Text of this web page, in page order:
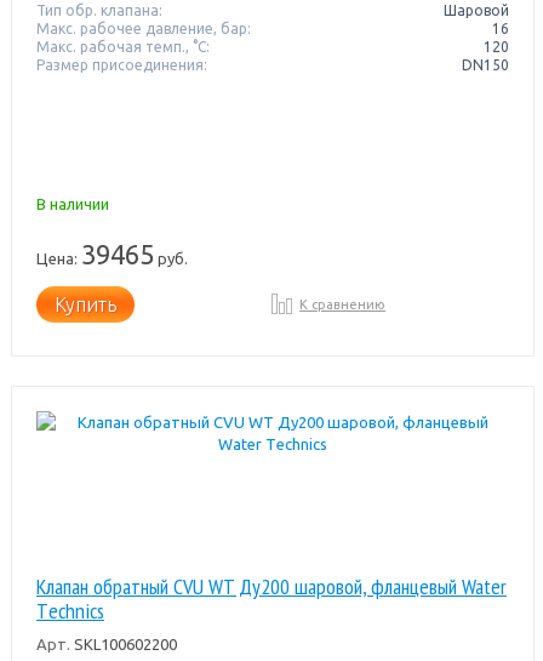
Тип обр. клапана:
Шаровой
Макс. рабочее давление, бар:
16
Макс. рабочая темп., °С:
120
Размер присоединения:
DN150
В наличии
Цена: 39465 руб.
Купить К сравнению
Клапан обратный CVU WT Ду200 шаровой, фланцевый Water
Тechnics
Арт. SKL100602200